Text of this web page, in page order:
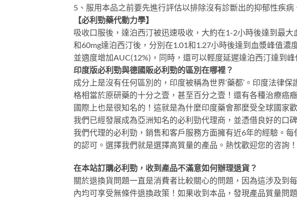
5、服用本品之前要先進行評估以排除沒有診斷出的抑郁性疾病
【必利勁藥代動力學】
吸收口服後，達泊西汀被迅速吸收，大約在1-2小時後達到最
和60mg達泊西汀後，分別在1.01和1.27小時後達到血漿峰值濃
並適度增加AUC(12%)，同時，還可以輕度延遲達泊西汀達到
印度版必利勁與德國販必利勁的區別在哪裡？
成分上是沒有任何區別的，印度被稱為世界‘藥都’。印度法律
格相當於原研藥的十分之壹，甚至百分之壹！還有各種治療癌
國際上也是很知名的！這就是為什麼印度藥會那麼受全球國家
我們已經發展成為亞洲知名的必利勁代理商，並憑借良好的口
我們代理的必利勁，銷售和客戶服務方面擁有近6年的經驗。
的認可。選擇我們就是選擇高質量的產品。熱忱歡迎您的咨詢！
在本站訂購必利勁，收到產品不滿意如何辦理退貨？
關於退換貨問題一直是消費者比較關心的問題，因為這涉及到
內均可享受無條件退換政策！如果收到本品，發現產品質量問